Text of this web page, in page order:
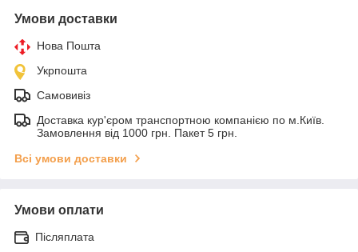
Умови доставки
Нова Пошта
Укрпошта
Самовивіз
Доставка кур'єром транспортною компанією по м.Київ.
Замовлення від 1000 грн. Пакет 5 грн.
Всі умови доставки
Умови оплати
Післяплата